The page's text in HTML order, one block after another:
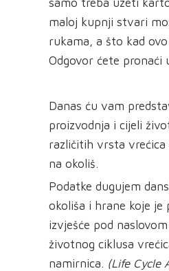
samo treba uzeti
maloj kupnji stvari
rukama, a što kad
Odgovor ćete pronaći
Danas ću vam
proizvodnja i cijeli
različitih vrsta
na okoliš.
Podatke dugujem
okoliša i hrane koje je
izvješće pod
životnog ciklusa
namirnica. (Life Cycle